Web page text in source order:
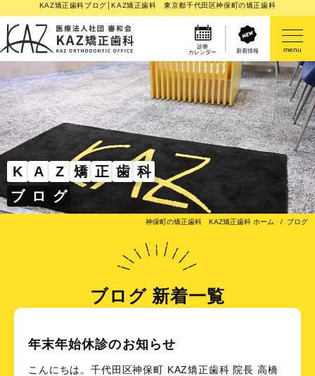
KAZ矯正歯科ブログ│KAZ矯正歯科 東京都千代田区神保町の矯正歯科
診療
カレンダー
新着情報 menu
K A Z 矯 正 歯 科
ブ ロ グ
神保町の矯正歯科 KAZ矯正歯科 ホーム ブログ
ブログ 新着一覧
年末年始休診のお知らせ
こんにちは。千代田区神保町 KAZ矯正歯科 院長 高橋
医院案内
矯正歯科治療のご案内
矯正装置のご紹介
その他